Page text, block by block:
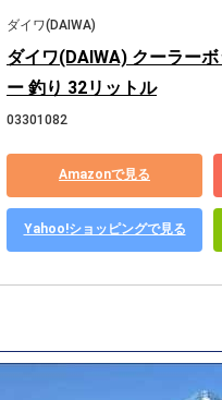
ダイワ(DAIWA)
ダイワ(DAIWA) クーラー
ー 釣り 32リットル
03301082
Amazonで見る
Yahoo!ショッピングで見る